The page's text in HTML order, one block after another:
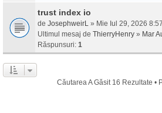
trust index io
de JosephweirL » Mie Iul 29, 2026
Ultimul mesaj de ThierryHenry » Mar
Răspunsuri: 1
Căutarea A Găsit 16 Rezultate •